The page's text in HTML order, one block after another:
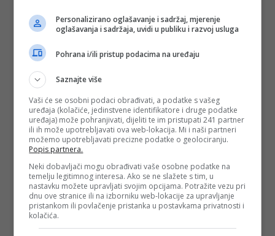
Tinejdžer iz američke Oklahome, 13-godišnji
postao je prvi čovjek u historiji koji je uspio pobijediti Tetris,
34 godine nakon njegovog lansiranja. Gibson je na svom
YouTube kanalu objavio video trenutka kada je došao 157.
levela, što je na kraju i rezultiralo "padom" igre.
- Onesvijestit ću se, ne osjećam prste! - rekao je Gibson
prije nego što se, svladan silnim uzbuđenjem, srušio nazad
u stolicu.
Za ovaj podvig mu je trebalo samo 38 minuta, a do prije
nekoliko godina igrači su vjerovali kako je moguće doći
samo do 29. levela.
Personalizirano oglašavanje i sadržaj, mjerenje
oglašavanja i sadržaja, uvidi u publiku i razvoj usluga
Pohrana i/ili pristup podacima na uređaju
Saznajte više
Vaši će se osobni podaci obrađivati, a podatke s vašeg
uređaja (kolačiće, jedinstvene identifikatore i druge podatke
uređaja) može pohranjivati, dijeliti te im pristupati 241 partner
ili ih može upotrebljavati ova web-lokacija. Mi i naši partneri
možemo upotrebljavati precizne podatke o geolociranju.
Popis partnera.
Neki dobavljači mogu obrađivati vaše osobne podatke na
temelju legitimnog interesa. Ako se ne slažete s tim, u
nastavku možete upravljati svojim opcijama. Potražite vezu pri
dnu ove stranice ili na izborniku web-lokacije za upravljanje
pristankom ili povlačenje pristanka u postavkama privatnosti i
kolačića.